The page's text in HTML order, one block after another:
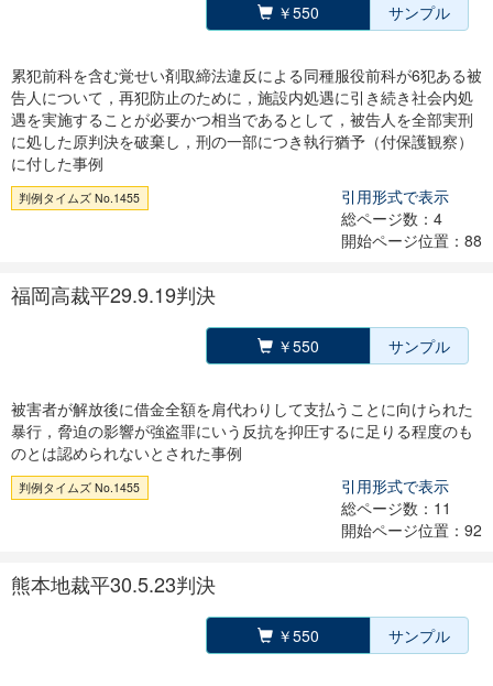
￥550 サンプル
累犯前科を含む覚せい剤取締法違反による同種服役前科が6犯ある被
告人について，再犯防止のために，施設内処遇に引き続き社会内処
遇を実施することが必要かつ相当であるとして，被告人を全部実刑
に処した原判決を破棄し，刑の一部につき執行猶予（付保護観察）
に付した事例
判例タイムズ No.1455
引用形式で表示
総ページ数：4
開始ページ位置：88
福岡高裁平29.9.19判決
￥550 サンプル
被害者が解放後に借金全額を肩代わりして支払うことに向けられた
暴行，脅迫の影響が強盗罪にいう反抗を抑圧するに足りる程度のも
のとは認められないとされた事例
判例タイムズ No.1455
引用形式で表示
総ページ数：11
開始ページ位置：92
熊本地裁平30.5.23判決
￥550 サンプル